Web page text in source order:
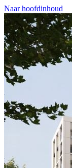
Naar hoofdinhoud